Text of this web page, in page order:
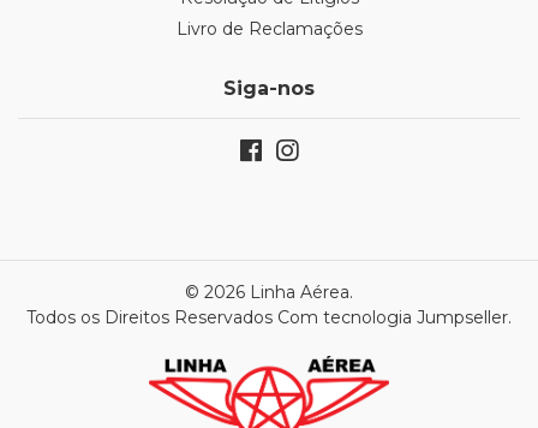
Livro de Reclamações
Siga-nos
© 2026 Linha Aérea.
Todos os Direitos Reservados Com tecnologia Jumpseller.